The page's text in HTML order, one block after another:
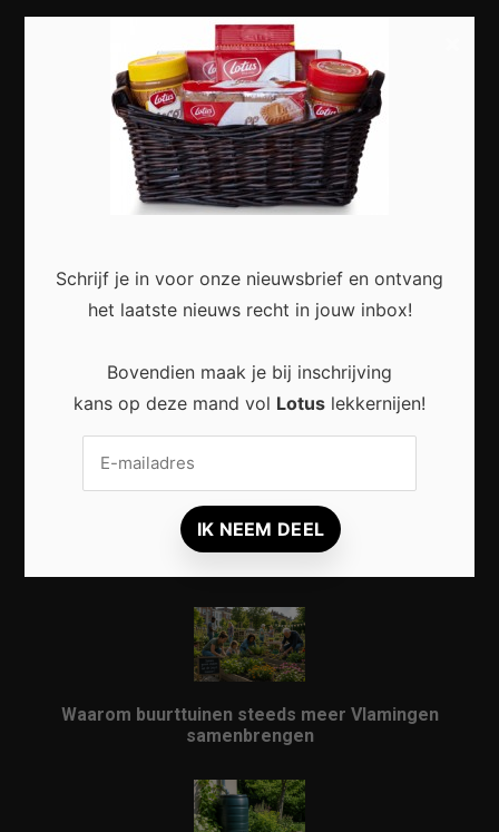
Most Recent
Duurzaam wonen begint met kleine veranderingen
in en rond het huis
Praktische Veranderingen Die Het Dagelijks Leven
Lokale markten herontdekken: waarom ze
Waarom buurttuinen steeds meer Vlamingen
samenbrengen
Schrijf je in voor onze nieuwsbrief en ontvang
het laatste nieuws recht in jouw inbox!
Bovendien maak je bij inschrijving
kans op deze mand vol Lotus lekkernijen!